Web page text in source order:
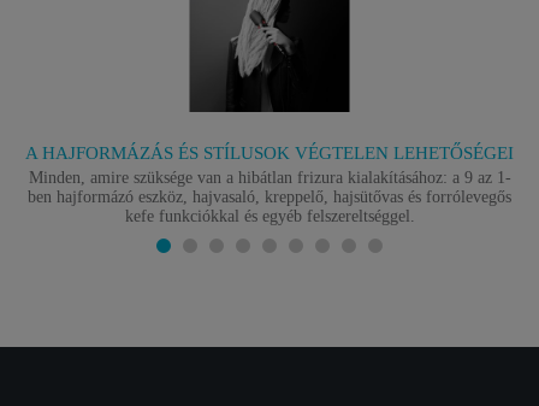
A HAJFORMÁZÁS ÉS STÍLUSOK VÉGTELEN LEHETŐSÉGEI
Minden, amire szüksége van a hibátlan frizura kialakításához: a 9 az 1-
ben hajformázó eszköz, hajvasaló, kreppelő, hajsütővas és forrólevegős
kefe funkciókkal és egyéb felszereltséggel.